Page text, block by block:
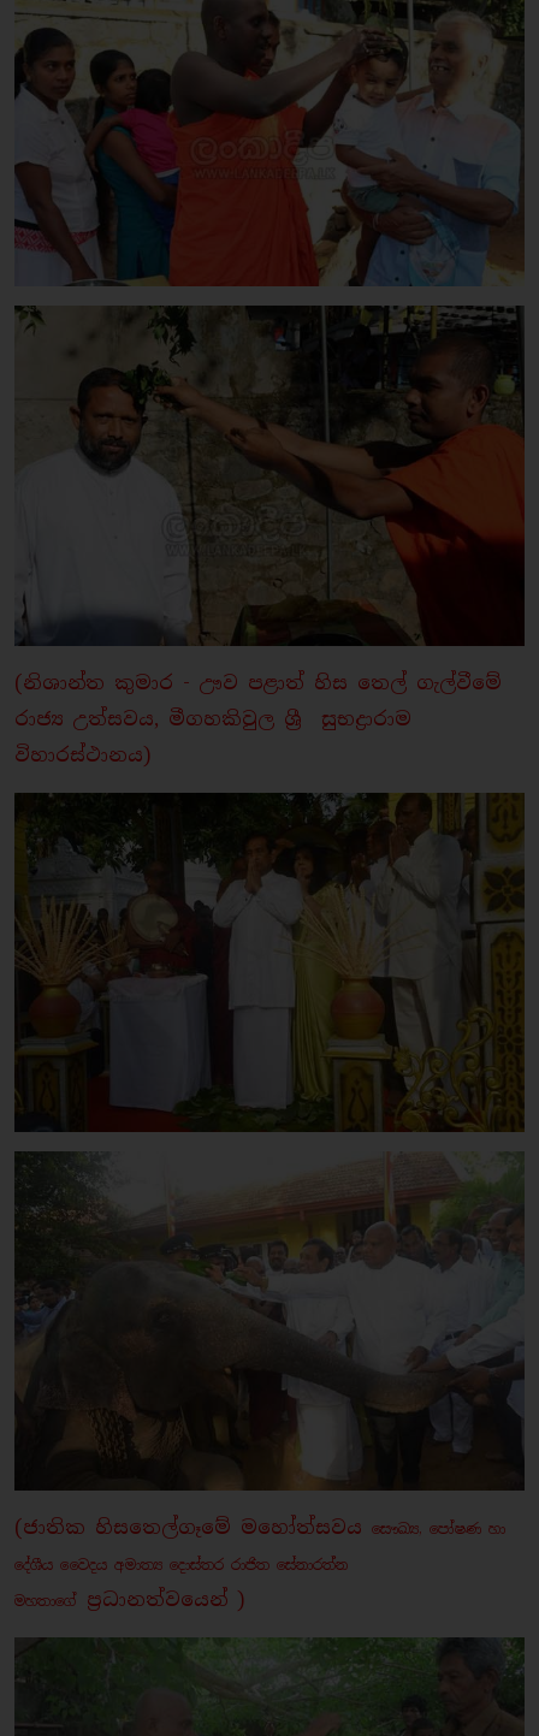
(නිශාන්ත කුමාර - ඌව පළාත් හිස තෙල් ගැල්වීමේ
රාජ්‍ය උත්සවය, මීගහකිවුල ශ්‍රී සුභද්‍රාරාම
විහාරස්ථානය)
(ජාතික හිසතෙල්ගෑමේ මහෝත්සවය සෞඛ්‍ය, පෝෂණ හා
දේශීය වෛදය අමාත්‍ය දොස්තර රාජිත සේනාරත්න
මහතාගේ ප්‍රධානත්වයෙන් )